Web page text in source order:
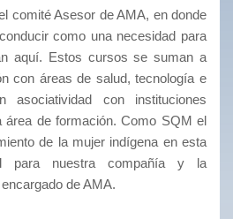
comité Asesor de AMA, en donde
como una necesidad para
aquí. Estos cursos se suman a
con áreas de salud, tecnología e
asociatividad con instituciones
área de formación. Como SQM el
de la mujer indígena en esta
para nuestra compañía y la
de AMA.